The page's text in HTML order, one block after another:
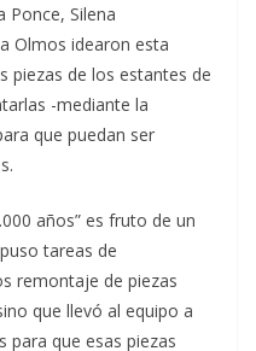
Ponce, Silena
Olmos idearon esta
piezas de los estantes de
-mediante la
que puedan ser
años” es fruto de un
tareas de
remontaje de piezas
que llevó al equipo a
para que esas piezas